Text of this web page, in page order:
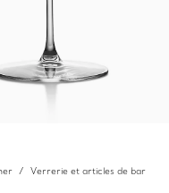
Verrerie et articles de bar